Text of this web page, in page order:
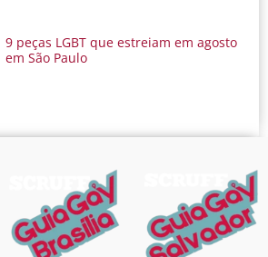
9 peças LGBT que estreiam em agosto
em São Paulo